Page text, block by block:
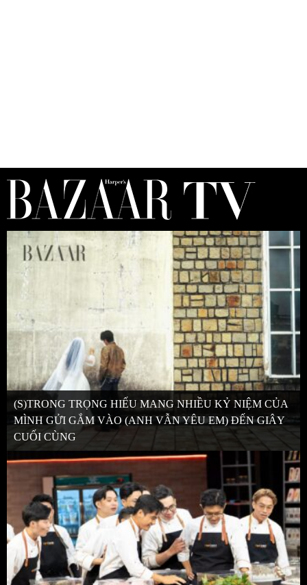
(S)TRONG TRỌNG HIẾU MANG NHIỀU KỶ NIỆM CỦA
MÌNH GỬI GẮM VÀO (ANH VẪN YÊU EM) ĐẾN GIÂY
CUỐI CÙNG